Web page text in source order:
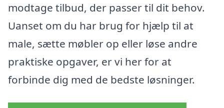
modtage tilbud, der passer til dit behov.
Uanset om du har brug for hjælp til at
male, sætte møbler op eller løse andre
praktiske opgaver, er vi her for at
forbinde dig med de bedste løsninger.